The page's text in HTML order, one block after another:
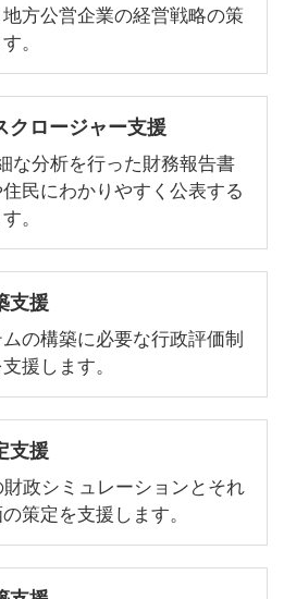
方公営企業の経営戦略の策
。
クロージャー支援
な分析を行った財務報告書
民にわかりやすく公表する
。
支援
の構築に必要な行政評価制
援します。
支援
政シミュレーションとそれ
策定を支援します。